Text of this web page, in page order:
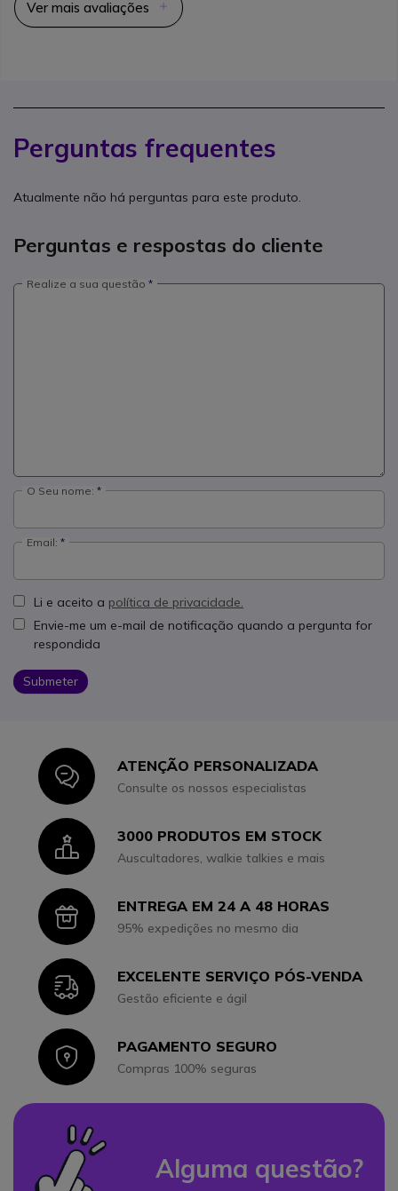
Ver mais avaliações
Perguntas frequentes
Atualmente não há perguntas para este produto.
Perguntas e respostas do cliente
Realize a sua questão
O Seu nome:
Email:
Li e aceito a política de privacidade.
Envie-me um e-mail de notificação quando a pergunta for
respondida
Submeter
IconATENÇÃO PERSONALIZADA
Consulte os nossos especialistas
Icon3000 PRODUTOS EM STOCK
Auscultadores, walkie talkies e mais
IconENTREGA EM 24 A 48 HORAS
95% expedições no mesmo dia
IconEXCELENTE SERVIÇO PÓS-VENDA
Gestão eficiente e ágil
IconPAGAMENTO SEGURO
Compras 100% seguras
Alguma questão?